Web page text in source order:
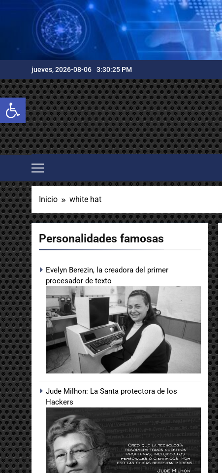
Abrir barra de herramientas
jueves, 2026-08-06 3:30:26 PM
Inicio white hat
Personalidades famosas
Evelyn Berezin, la creadora del primer
procesador de texto
Jude Milhon: La Santa protectora de los
Hackers